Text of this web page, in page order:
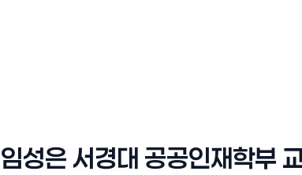
임성은 서경대 공공인재학부